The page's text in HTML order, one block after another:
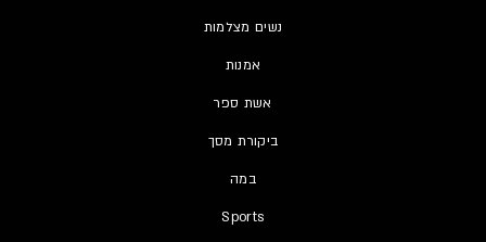
נשים מצלמות
אמנות
אשת ספר
ביקורת מסך
במה
Sports